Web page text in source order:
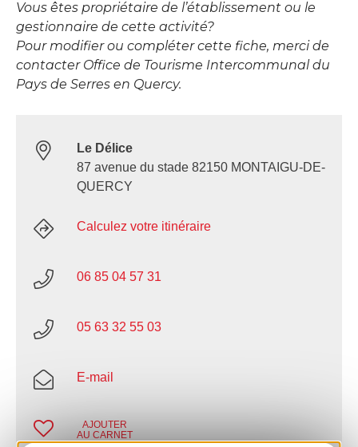
Vous êtes propriétaire de l’établissement ou le
gestionnaire de cette activité?
Pour modifier ou compléter cette fiche, merci de
contacter Office de Tourisme Intercommunal du
Pays de Serres en Quercy.
Le Délice
87 avenue du stade 82150 MONTAIGU-DE-
QUERCY
Calculez votre itinéraire
06 85 04 57 31
05 63 32 55 03
E-mail
AJOUTER
AU CARNET